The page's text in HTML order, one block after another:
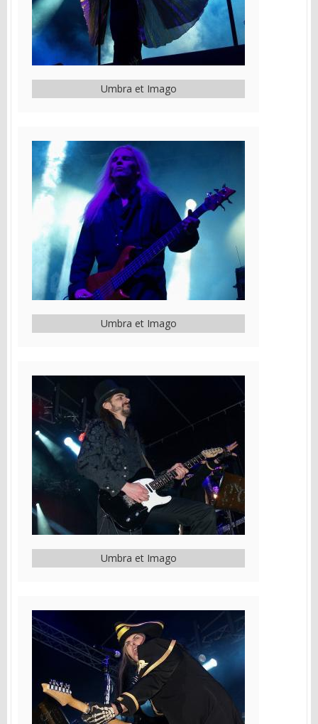
Umbra et Imago
Umbra et Imago
Umbra et Imago